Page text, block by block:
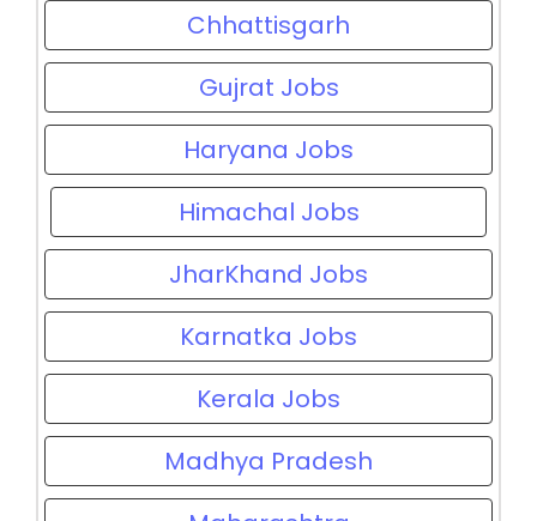
Chhattisgarh
Gujrat Jobs
Haryana Jobs
Himachal Jobs
JharKhand Jobs
Karnatka Jobs
Kerala Jobs
Madhya Pradesh